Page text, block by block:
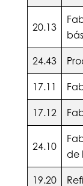
20.13
24.43
17.11
17.12
24.10
de
19.20